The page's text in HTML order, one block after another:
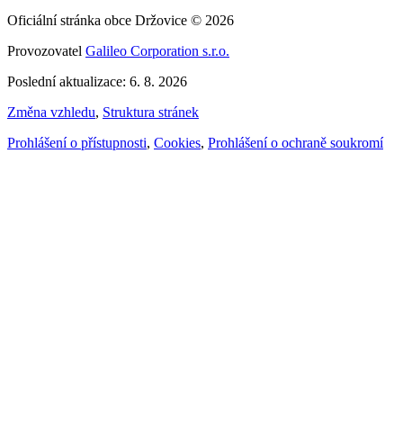
Oficiální stránka obce Držovice © 2026
Provozovatel Galileo Corporation s.r.o.
Poslední aktualizace: 6. 8. 2026
Změna vzhledu, Struktura stránek
Prohlášení o přístupnosti, Cookies, Prohlášení o ochraně soukromí